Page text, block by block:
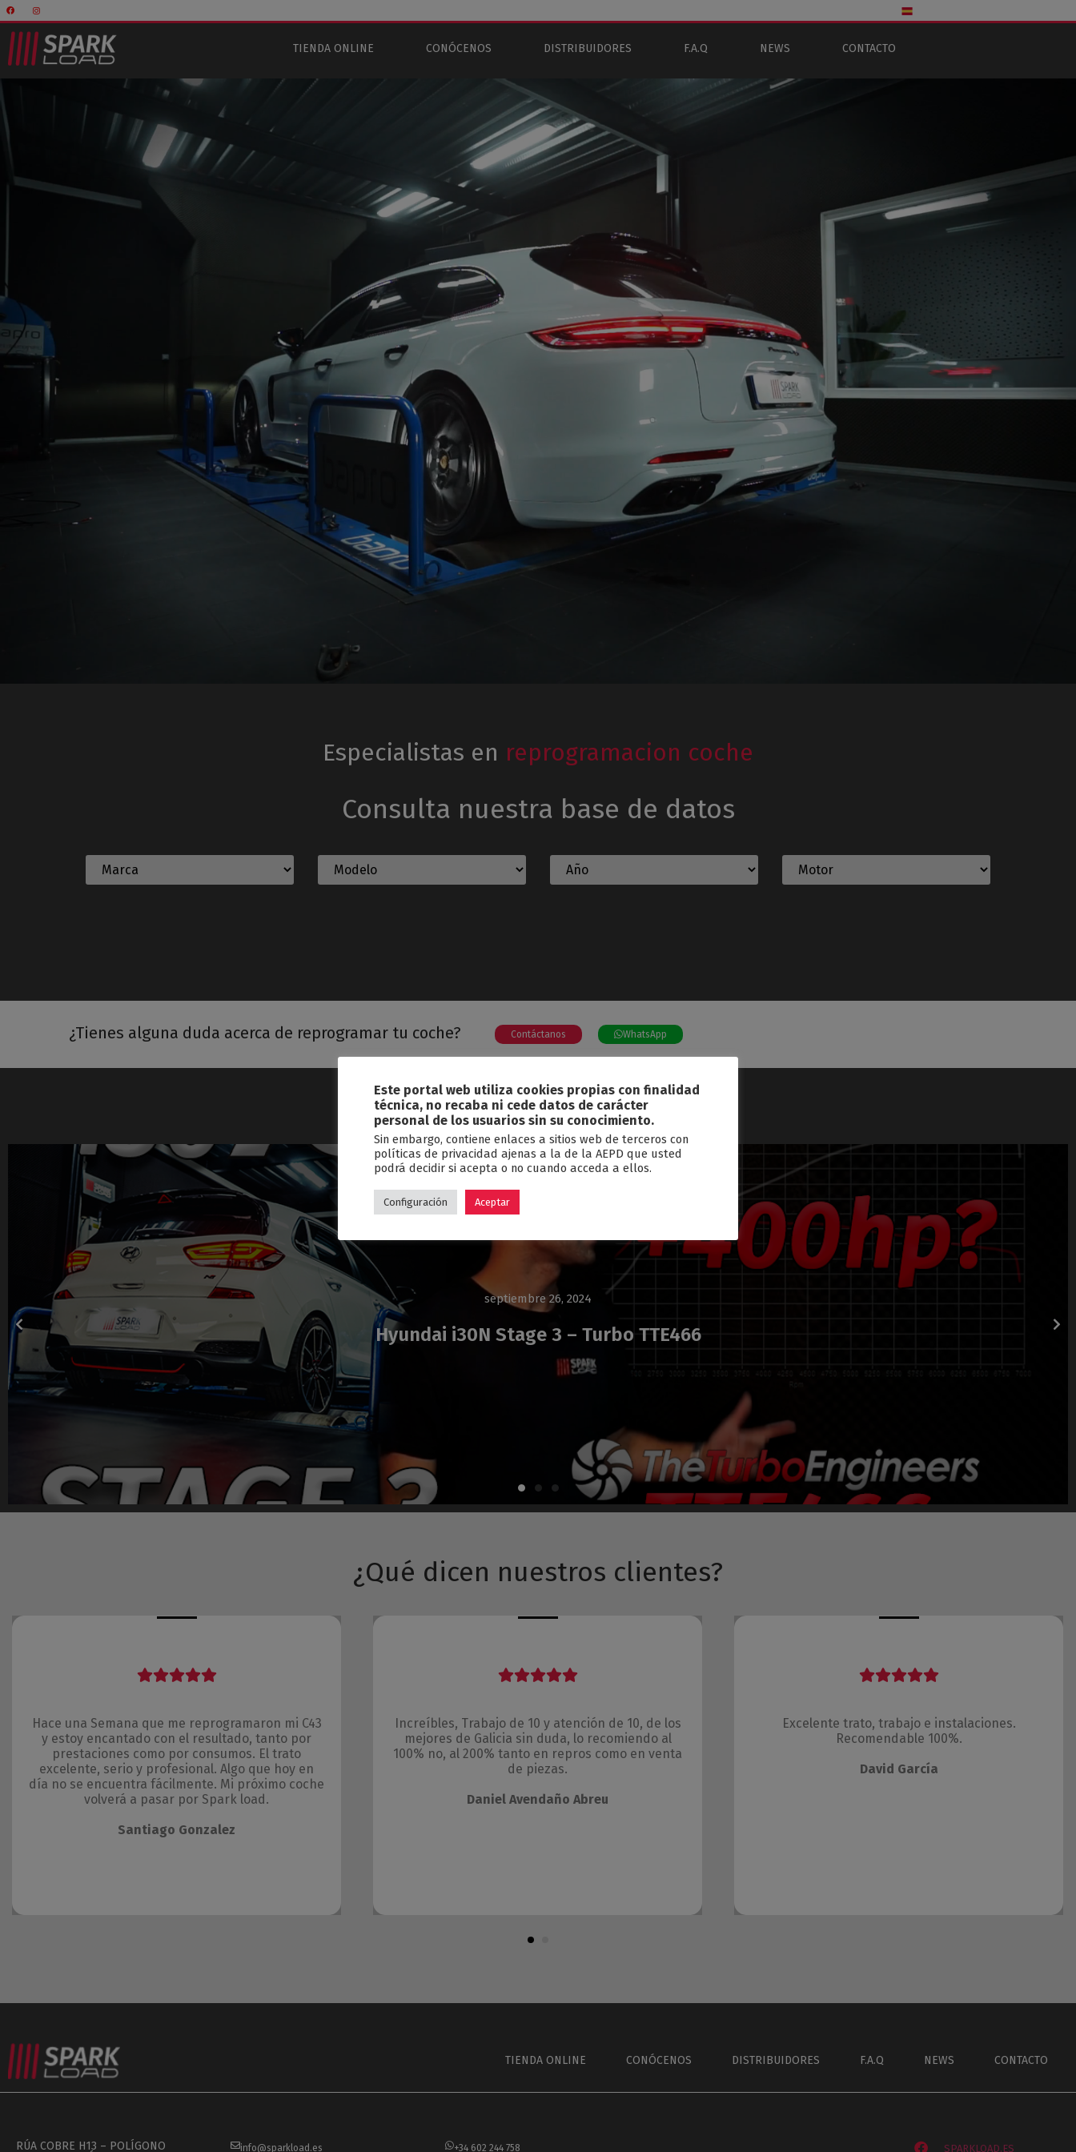
TIENDA ONLINE CONÓCENOS DISTRIBUIDORES F.A.Q NEWS CONTACTO
Especialistas en reprogramacion coche
Consulta nuestra base de datos
¿Tienes alguna duda acerca de reprogramar tu coche? Contáctanos WhatsApp
Blog
septiembre 26, 2024
Hyundai i30N Stage 3 – Turbo TTE466
¿Qué dicen nuestros clientes?
Hace una Semana que me reprogramaron mi C43
y estoy encantado con el resultado, tanto por
prestaciones como por consumos. El trato
excelente, serio y profesional. Algo que hoy en
día no se encuentra fácilmente. Mi próximo coche
volverá a pasar por Spark load.
Santiago Gonzalez
Increíbles, Trabajo de 10 y atención de 10, de los
mejores de Galicia sin duda, lo recomiendo al
100% no, al 200% tanto en repros como en venta
de piezas.
Daniel Avendaño Abreu
Excelente trato, trabajo e instalaciones.
Recomendable 100%.
David García
TIENDA ONLINE CONÓCENOS DISTRIBUIDORES F.A.Q NEWS CONTACTO
RÚA COBRE H13 – POLÍGONO
info@sparkload.es +34 602 244 758 SPARKLOAD.ES
Este portal web utiliza cookies propias con finalidad
técnica, no recaba ni cede datos de carácter
personal de los usuarios sin su conocimiento.
Sin embargo, contiene enlaces a sitios web de terceros con
políticas de privacidad ajenas a la de la AEPD que usted
podrá decidir si acepta o no cuando acceda a ellos.
Configuración Aceptar